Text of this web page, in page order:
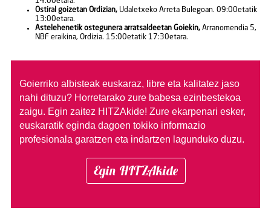
Ostiral goizetan Ordizian,Udaletxeko Arreta Bulegoan. 09:00etatik
13:00etara.
Astelehenetik ostegunera arratsaldeetan Goiekin,Arranomendia 5,
NBF eraikina, Ordizia. 15:00etatik 17:30etara.
Goierriko albisteak euskaraz, libre eta kalitatez jaso
nahi dituzu? Horretarako zure babesa ezinbestekoa
zaigu. Egin zaitez HITZAkide! Zure ekarpenari esker,
euskaratik eginda dagoen tokiko informazio
profesionala garatzen eta indartzen lagunduko duzu.
Egin HITZAkide